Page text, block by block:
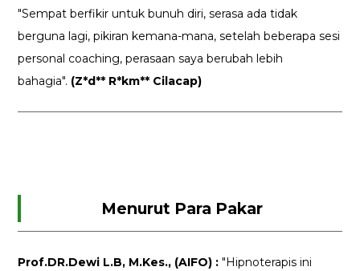
"Sempat berfikir untuk bunuh diri, serasa ada tidak
berguna lagi, pikiran kemana-mana, setelah beberapa sesi
personal coaching, perasaan saya berubah lebih
bahagia". (Z*d** R*km** Cilacap)
Menurut Para Pakar
Prof.DR.Dewi L.B, M.Kes., (AIFO) :"Hipnoterapis ini